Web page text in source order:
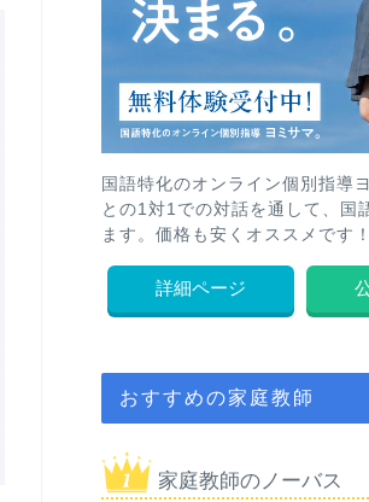
国語特化のオンライン個別指導
との1対1での対話を通して、国
ます。価格も安くオススメです！
詳細ページ
おすすめの家庭教師
家庭教師のノーバス